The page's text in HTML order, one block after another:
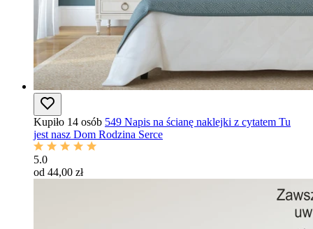
Kupiło 14 osób 549 Napis na ścianę naklejki z cytatem Tu
jest nasz Dom Rodzina Serce
5.0
od 44,00 zł